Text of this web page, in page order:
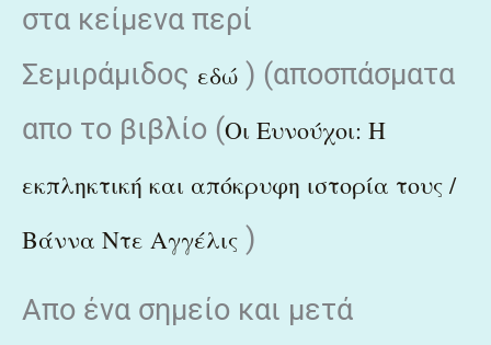
στα κείμενα περί
Σεμιράμιδος εδώ ) (αποσπάσματα
απο το βιβλίο (Οι Ευνούχοι: Η
εκπληκτική και απόκρυφη ιστορία τους /
Βάννα Ντε Αγγέλις )
Απο ένα σημείο και μετά